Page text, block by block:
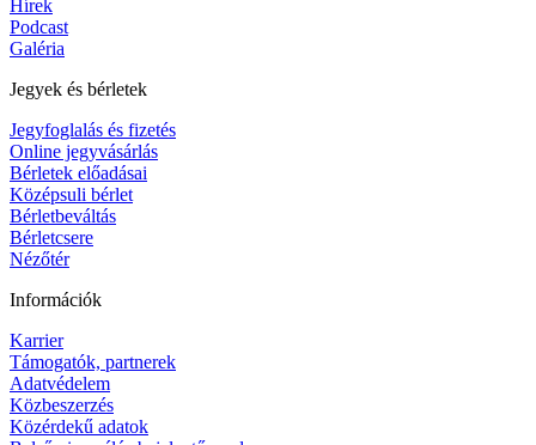
Hírek
Podcast
Galéria
Jegyek és bérletek
Jegyfoglalás és fizetés
Online jegyvásárlás
Bérletek előadásai
Középsuli bérlet
Bérletbeváltás
Bérletcsere
Nézőtér
Információk
Karrier
Támogatók, partnerek
Adatvédelem
Közbeszerzés
Közérdekű adatok